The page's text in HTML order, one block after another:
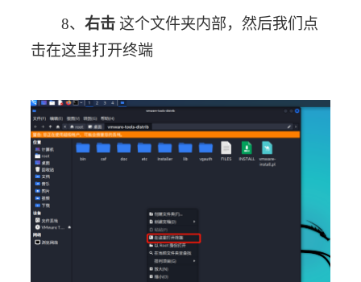
8、右击 这个文件夹内部，然后我们点
击在这里打开终端